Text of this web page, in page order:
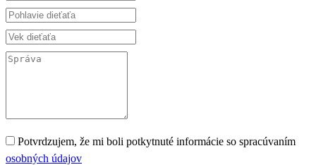
Potvrdzujem, že mi boli potkytnuté informácie so spracúvaním
osobných údajov